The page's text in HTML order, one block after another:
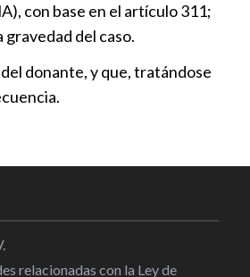
violencia
con base en el artículo 311;
del caso.
donante, y que, tratándose
relacionadas con la Ley de